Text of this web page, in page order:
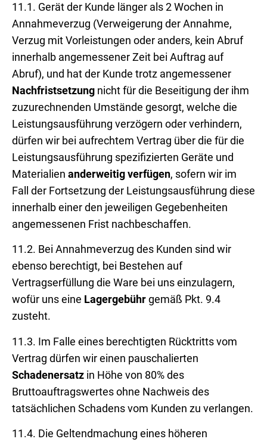
11.1. Gerät der Kunde länger als 2 Wochen in
Annahmeverzug (Verweigerung der Annahme,
Verzug mit Vorleistungen oder anders, kein Abruf
innerhalb angemessener Zeit bei Auftrag auf
Abruf), und hat der Kunde trotz angemessener
Nachfristsetzung nicht für die Beseitigung der ihm
zuzurechnenden Umstände gesorgt, welche die
Leistungsausführung verzögern oder verhindern,
dürfen wir bei aufrechtem Vertrag über die für die
Leistungsausführung spezifizierten Geräte und
Materialien anderweitig verfügen, sofern wir im
Fall der Fortsetzung der Leistungsausführung diese
innerhalb einer den jeweiligen Gegebenheiten
angemessenen Frist nachbeschaffen.
11.2. Bei Annahmeverzug des Kunden sind wir
ebenso berechtigt, bei Bestehen auf
Vertragserfüllung die Ware bei uns einzulagern,
wofür uns eine Lagergebühr gemäß Pkt. 9.4
zusteht.
11.3. Im Falle eines berechtigten Rücktritts vom
Vertrag dürfen wir einen pauschalierten
Schadenersatz in Höhe von 80% des
Bruttoauftragswertes ohne Nachweis des
tatsächlichen Schadens vom Kunden zu verlangen.
11.4. Die Geltendmachung eines höheren